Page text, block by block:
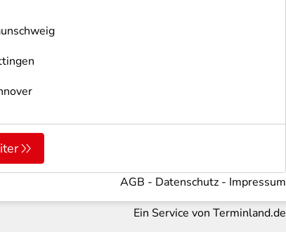
AGB Datenschutz
Impressum
Ein Service von Terminland.de